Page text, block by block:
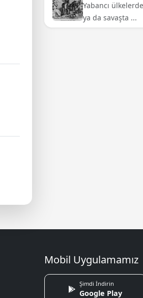
Yabancı
ya da savaşta ...
Mobil Uygulamamız
Şimdi İndirin
Google Play